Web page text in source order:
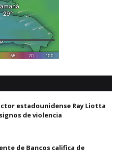
estadounidense Ray Liotta
de violencia
de Bancos califica de